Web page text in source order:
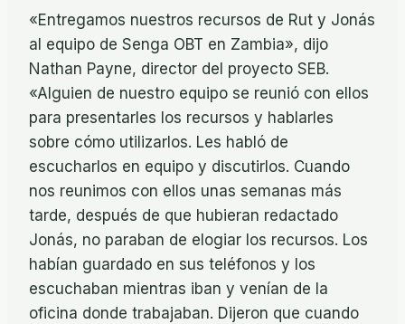
«Entregamos nuestros recursos de Rut y Jonás
al equipo de Senga OBT en Zambia», dijo
Nathan Payne, director del proyecto SEB.
«Alguien de nuestro equipo se reunió con ellos
para presentarles los recursos y hablarles
sobre cómo utilizarlos. Les habló de
escucharlos en equipo y discutirlos. Cuando
nos reunimos con ellos unas semanas más
tarde, después de que hubieran redactado
Jonás, no paraban de elogiar los recursos. Los
habían guardado en sus teléfonos y los
escuchaban mientras iban y venían de la
oficina donde trabajaban. Dijeron que cuando